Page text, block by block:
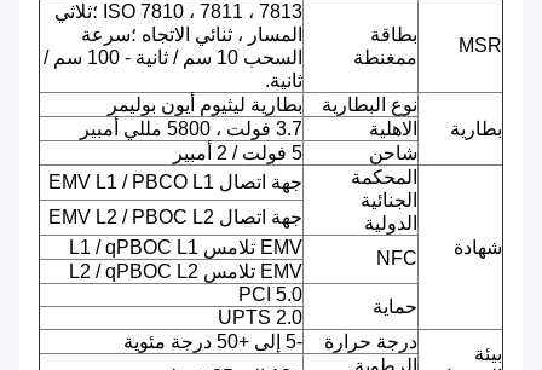
MSR
بطاقة
ممغنطة
ISO 7810 ، 7811 ، 7813 ؛ثلاثي
المسار ، ثنائي الاتجاه ؛سرعة
السحب 10 سم / ثانية - 100 سم /
ثانية.
بطارية
نوع البطارية
بطارية ليثيوم أيون بوليمر
الاهلية
3.7 فولت ، 5800 مللي أمبير
شاحن
5 فولت / 2 أمبير
شهادة
المحكمة
الجنائية
الدولية
جهة اتصال EMV L1 / PBCO L1
جهة اتصال EMV L2 / PBOC L2
NFC
EMV تلامس L1 / qPBOC L1
EMV تلامس L2 / qPBOC L2
حماية
PCI 5.0
UPTS 2.0
بيئة
درجة حرارة
-5 إلى +50 درجة مئوية